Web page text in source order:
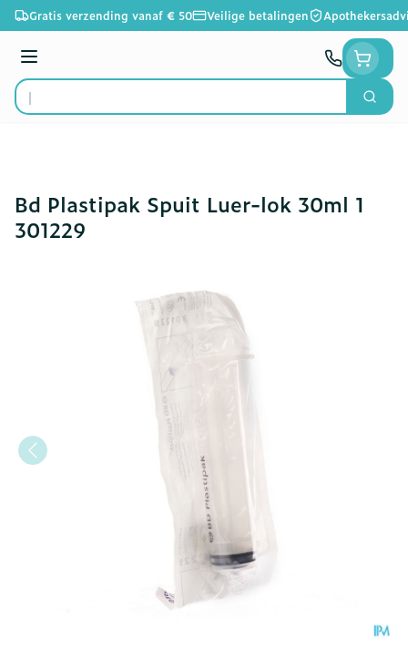
Ga naar de inhoud
Gratis verzending vanaf € 50 Veilige betalingen
Menu
Product, merk, categorie...
Zoek
Bd Plastipak Spuit Luer-lok 30ml 1
301229